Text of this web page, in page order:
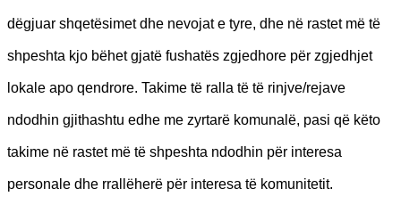
dëgjuar shqetësimet dhe nevojat e tyre, dhe në rastet më të
shpeshta kjo bëhet gjatë fushatës zgjedhore për zgjedhjet
lokale apo qendrore. Takime të ralla të të rinjve/rejave
ndodhin gjithashtu edhe me zyrtarë komunalë, pasi që këto
takime në rastet më të shpeshta ndodhin për interesa
personale dhe rrallëherë për interesa të komunitetit.